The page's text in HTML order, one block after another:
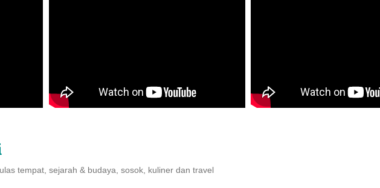
tempat, sejarah & budaya, sosok, kuliner dan travel